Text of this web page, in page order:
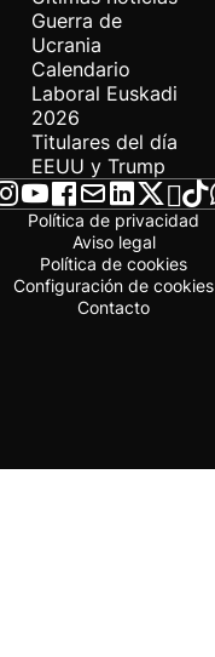
Guerra de
Ucrania
Calendario
Laboral Euskadi
2026
Titulares del día
EEUU y Trump
Política de privacidad
Aviso legal
Política de cookies
Configuración de cookies
Contacto